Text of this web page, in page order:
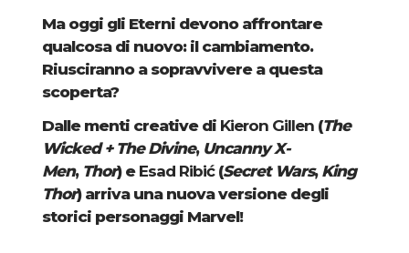
Ma oggi gli Eterni devono affrontare
qualcosa di nuovo: il cambiamento.
Riusciranno a sopravvivere a questa
scoperta?
Dalle menti creative di Kieron Gillen(The
Wicked + The Divine, Uncanny X-
Men, Thor) e Esad Ribić(Secret Wars, King
Thor) arriva una nuova versione degli
storici personaggi Marvel!